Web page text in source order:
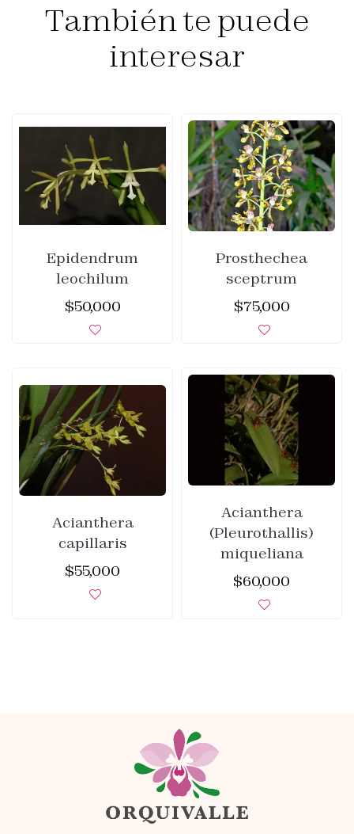
También te puede
interesar
Epidendrum
leochilum
$50,000
Prosthechea
sceptrum
$75,000
Acianthera
capillaris
$55,000
Acianthera
(Pleurothallis)
miqueliana
$60,000